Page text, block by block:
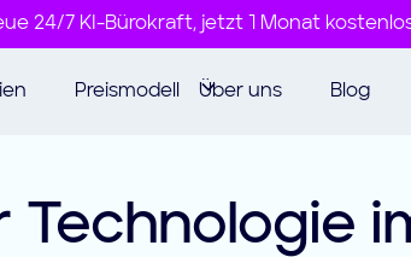
24/7 KI-Bürokraft, jetzt 1 Monat
Preismodell Über uns Blog
Technologie